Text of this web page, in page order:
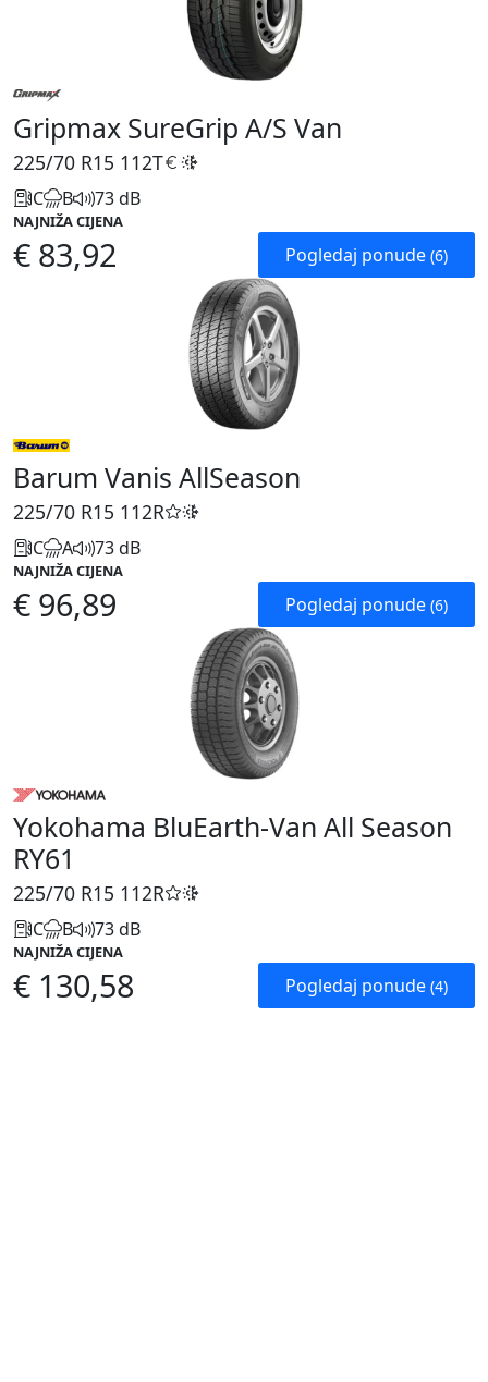
Gripmax SureGrip A/S Van
225/70 R15 112T
C B 73 dB
NAJNIŽA CIJENA
€ 83,92 Pogledaj ponude (6)
Barum Vanis AllSeason
225/70 R15 112R
C A 73 dB
NAJNIŽA CIJENA
€ 96,89 Pogledaj ponude (6)
Yokohama BluEarth-Van All Season
RY61
225/70 R15 112R
C B 73 dB
NAJNIŽA CIJENA
€ 130,58 Pogledaj ponude (4)